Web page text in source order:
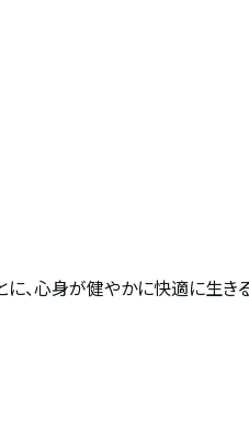
に、心身が健やかに快適に生き